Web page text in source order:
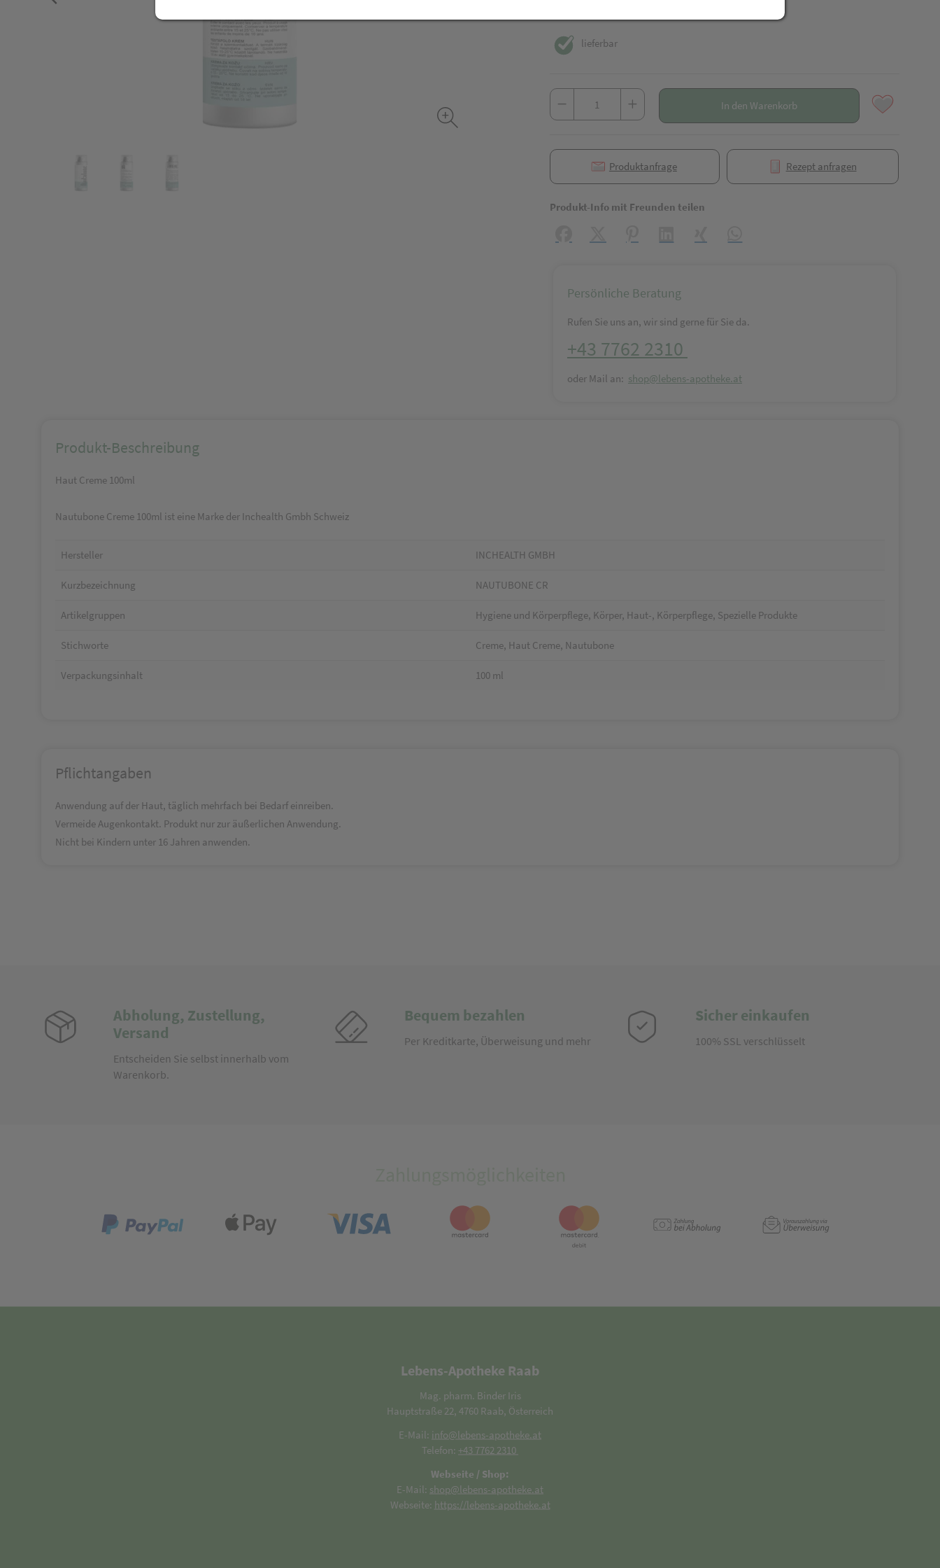
lieferbar
In den Warenkorb
Produktanfrage Rezept anfragen
Produkt-Info mit Freunden teilen
Persönliche Beratung
Rufen Sie uns an, wir sind gerne für Sie da.
+43 7762 2310
oder Mail an: shop@lebens-apotheke.at
Produkt-Beschreibung
Haut Creme 100ml
Nautubone Creme 100ml ist eine Marke der Inchealth Gmbh Schweiz
Hersteller INCHEALTH GMBH
Kurzbezeichnung NAUTUBONE CR
Artikelgruppen Hygiene und Körperpflege, Körper, Haut-, Körperpflege, Spezielle Produkte
Stichworte Creme, Haut Creme, Nautubone
Verpackungsinhalt 100 ml
Pflichtangaben
Anwendung auf der Haut, täglich mehrfach bei Bedarf einreiben.
Vermeide Augenkontakt. Produkt nur zur äußerlichen Anwendung.
Nicht bei Kindern unter 16 Jahren anwenden.
Abholung, Zustellung,
Versand
Entscheiden Sie selbst innerhalb vom
Warenkorb.
Bequem bezahlen
Per Kreditkarte, Überweisung und mehr
Sicher einkaufen
100% SSL verschlüsselt
Lebens-Apotheke Raab
Mag. pharm. Binder Iris
Hauptstraße 22, 4760 Raab, Österreich
E-Mail: info@lebens-apotheke.at
Telefon: +43 7762 2310
Webseite / Shop:
E-Mail: shop@lebens-apotheke.at
Webseite: https://lebens-apotheke.at